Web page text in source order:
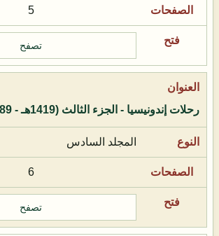
5
تصفح
رحلات إندونيسيا - الجزء الثالث (1419هـ - 1989م)
المجلد السادس
6
تصفح